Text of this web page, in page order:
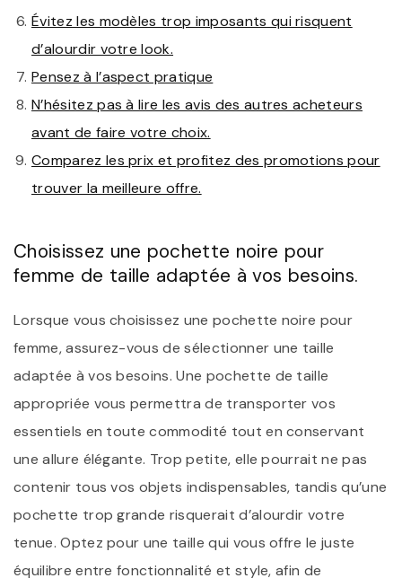
Évitez les modèles trop imposants qui risquent
d’alourdir votre look.
Pensez à l’aspect pratique
N’hésitez pas à lire les avis des autres acheteurs
avant de faire votre choix.
Comparez les prix et profitez des promotions pour
trouver la meilleure offre.
Choisissez une pochette noire pour
femme de taille adaptée à vos besoins.
Lorsque vous choisissez une pochette noire pour
femme, assurez-vous de sélectionner une taille
adaptée à vos besoins. Une pochette de taille
appropriée vous permettra de transporter vos
essentiels en toute commodité tout en conservant
une allure élégante. Trop petite, elle pourrait ne pas
contenir tous vos objets indispensables, tandis qu’une
pochette trop grande risquerait d’alourdir votre
tenue. Optez pour une taille qui vous offre le juste
équilibre entre fonctionnalité et style, afin de